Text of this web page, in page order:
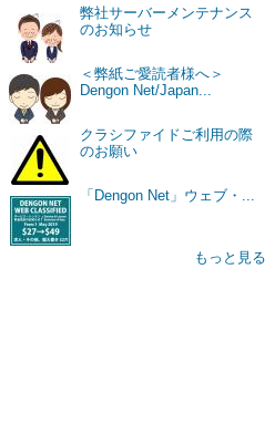
弊社サーバーメンテナンス
のお知らせ
＜弊紙ご愛読者様へ＞
Dengon Net/Japan...
クラシファイドご利用の際
のお願い
「Dengon Net」ウェブ・...
もっと見る